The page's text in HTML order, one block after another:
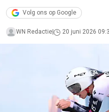
Volg ons op Google
WN Redactie 20 juni 2026